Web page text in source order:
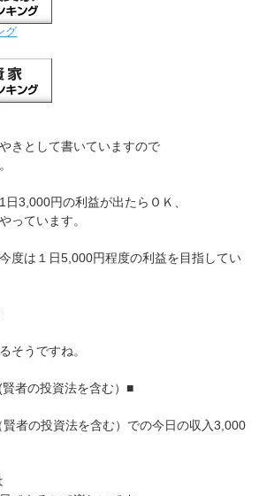
グ
きとして書いていますので
3,000円の利益が出たらＯＫ、
っています。
度は１日5,000円程度の利益を目指してい
そうですね。
者の投資法を含む）■
者の投資法を含む）での今日の収入3,000